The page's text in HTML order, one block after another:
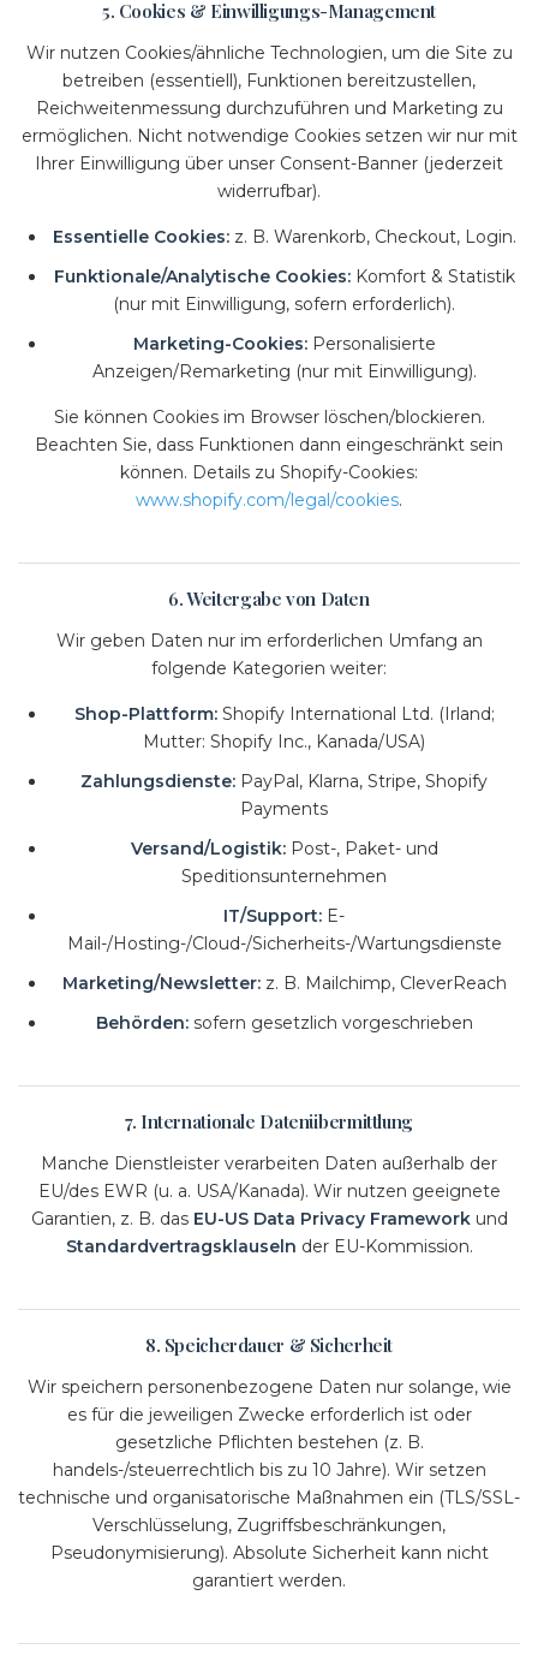
5. Cookies & Einwilligungs-Management
Wir nutzen Cookies/ähnliche Technologien, um die Site zu
betreiben (essentiell), Funktionen bereitzustellen,
Reichweitenmessung durchzuführen und Marketing zu
ermöglichen. Nicht notwendige Cookies setzen wir nur mit
Ihrer Einwilligung über unser Consent-Banner (jederzeit
widerrufbar).
Essentielle Cookies:z. B. Warenkorb, Checkout, Login.
Funktionale/Analytische Cookies:Komfort & Statistik
(nur mit Einwilligung, sofern erforderlich).
Marketing-Cookies:Personalisierte
Anzeigen/Remarketing (nur mit Einwilligung).
Sie können Cookies im Browser löschen/blockieren.
Beachten Sie, dass Funktionen dann eingeschränkt sein
können. Details zu Shopify-Cookies:
www.shopify.com/legal/cookies.
6. Weitergabe von Daten
Wir geben Daten nur im erforderlichen Umfang an
folgende Kategorien weiter:
Shop-Plattform:Shopify International Ltd. (Irland;
Mutter: Shopify Inc., Kanada/USA)
Zahlungsdienste: PayPal, Klarna, Stripe, Shopify
Payments
Versand/Logistik:Post-, Paket- und
Speditionsunternehmen
IT/Support: E-
Mail-/Hosting-/Cloud-/Sicherheits-/Wartungsdienste
Marketing/Newsletter:z. B. Mailchimp, CleverReach
Behörden:sofern gesetzlich vorgeschrieben
7. Internationale Datenübermittlung
Manche Dienstleister verarbeiten Daten außerhalb der
EU/des EWR (u. a. USA/Kanada). Wir nutzen geeignete
Garantien, z. B. das EU-US Data Privacy Frameworkund
Standardvertragsklauseln der EU-Kommission.
8. Speicherdauer & Sicherheit
Wir speichern personenbezogene Daten nur solange, wie
es für die jeweiligen Zwecke erforderlich ist oder
gesetzliche Pflichten bestehen (z. B.
handels-/steuerrechtlich bis zu 10 Jahre). Wir setzen
technische und organisatorische Maßnahmen ein (TLS/SSL-
Verschlüsselung, Zugriffsbeschränkungen,
Pseudonymisierung). Absolute Sicherheit kann nicht
garantiert werden.